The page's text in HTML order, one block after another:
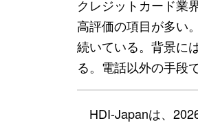
クレジットカード業
高評価の項目が多い
続いている。背景に
る。電話以外の手段
HDI-Japanは、